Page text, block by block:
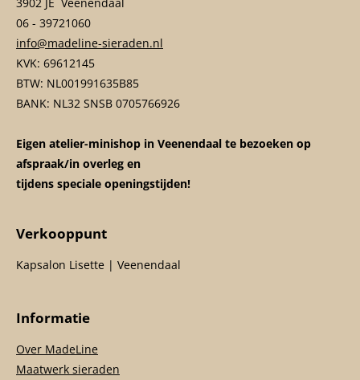
06 - 39721060
info@madeline-sieraden.nl
KVK: 69612145
BTW: NL001991635B85
BANK: NL32 SNSB 0705766926
Eigen atelier-minishop in Veenendaal te bezoeken op
afspraak/in overleg en
tijdens speciale openingstijden!
Verkooppunt
Kapsalon Lisette | Veenendaal
Informatie
Over MadeLine
Maatwerk sieraden